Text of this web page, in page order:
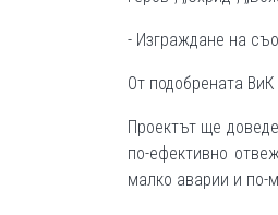
- Изграждане на
От подобрената
Проектът ще
по-ефективно
малко аварии и по-